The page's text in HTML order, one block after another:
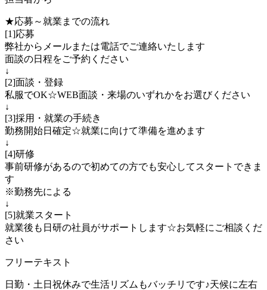
★応募～就業までの流れ
[1]応募
弊社からメールまたは電話でご連絡いたします
面談の日程をご予約ください
↓
[2]面談・登録
私服でOK☆WEB面談・来場のいずれかをお選びください
↓
[3]採用・就業の手続き
勤務開始日確定☆就業に向けて準備を進めます
↓
[4]研修
事前研修があるので初めての方でも安心してスタートできま
す
※勤務先による
↓
[5]就業スタート
就業後も日研の社員がサポートします☆お気軽にご相談くだ
さい
フリーテキスト
日勤・土日祝休みで生活リズムもバッチリです♪天候に左右